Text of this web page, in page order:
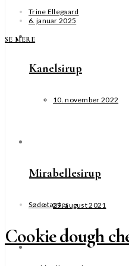
Kanelsirup
10. november 2022
Mirabellesirup
29. august 2021
Trine Ellegaard
6. januar 2025
SE MERE
Søde tærter
Cookie dough